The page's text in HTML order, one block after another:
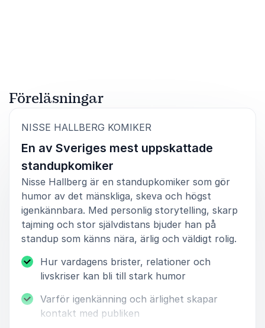
Föreläsningar
NISSE HALLBERG KOMIKER
En av Sveriges mest uppskattade
standupkomiker
Nisse Hallberg är en standupkomiker som gör
humor av det mänskliga, skeva och högst
igenkännbara. Med personlig storytelling, skarp
tajming och stor självdistans bjuder han på
standup som känns nära, ärlig och väldigt rolig.
Hur vardagens brister, relationer och
livskriser kan bli till stark humor
Varför igenkänning och ärlighet skapar
kontakt med publiken